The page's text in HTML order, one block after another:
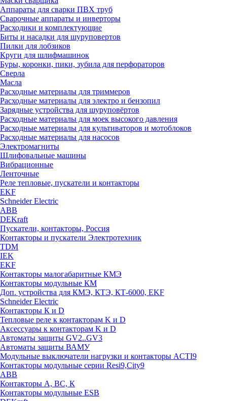
Аппараты для сварки ПВХ труб
Сварочные аппараты и инверторы
Расходики и комплектующие
Биты и насадки для шуруповертов
Пилки для лобзиков
Круги для шлифмашинок
Буры, коронки, пики, зубила для перфораторов
Сверла
Масла
Расходные материалы для триммеров
Расходные материалы для электро и бензопил
Зарядные устройства для шуруповёртов
Расходные материалы для моек высокого давления
Расходные материалы для культиваторов и мотоблоков
Расходные материалы для насосов
Электромагниты
Шлифовальные машины
Вибрационные
Ленточные
Реле тепловые, пускатели и контакторы
EKF
Schneider Electric
ABB
DEKraft
Пускатели, контакторы, Россия
Контакторы и пускатели Электротехник
TDM
IEK
EKF
Контакторы малогабаритные КМЭ
Контакторы модульные КМ
Доп. устройства для КМЭ, КТЭ, КТ-6000, EKF
Schneider Electric
Контакторы К и D
Тепловые реле к контакторам K и D
Аксессуары к контакторам K и D
Автоматы защиты GV2..GV3
Автоматы защиты ВАМУ
Модульные выключатели нагрузки и контакторы ACTI9
Контакторы модульные серии Resi9,City9
ABB
Контакторы А, ВС, К
Контакторы модульные ESB